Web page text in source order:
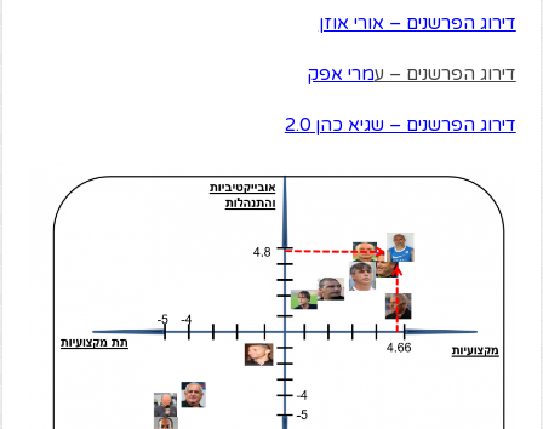
דירוג הפרשנים – אורי אוזן
דירוג הפרשנים – עמרי אפק
דירוג הפרשנים – שגיא כהן 2.0